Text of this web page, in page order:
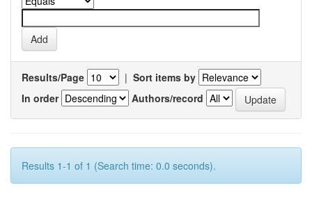
Results/Page | Sort items by
In order
Authors/record
Results 1-1 of 1 (Search time: 0.0 seconds).